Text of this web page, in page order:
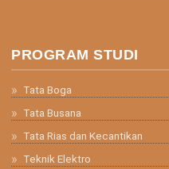
PROGRAM STUDI
Tata Boga
Tata Busana
Tata Rias dan Kecantikan
Teknik Elektro